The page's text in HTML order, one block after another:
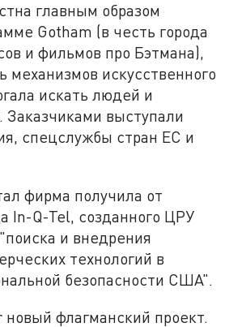
главным образом
Gotham (в честь города
и фильмов про Бэтмана),
механизмов искусственного
искать людей и
Заказчиками выступали
спецслужбы стран ЕС и
фирма получила от
In-Q-Tel, созданного ЦРУ
и внедрения
технологий в
безопасности США".
флагманский проект.